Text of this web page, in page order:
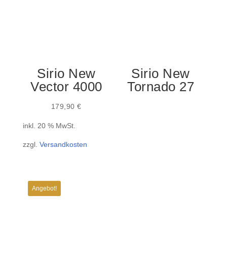
Sirio New
Vector 4000
179,90€
inkl. 20 % MwSt.
zzgl. Versandkosten
Sirio New
Tornado 27
Angebot!